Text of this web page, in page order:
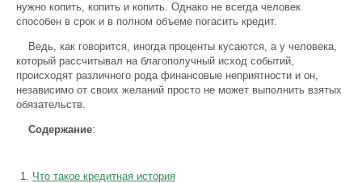
нужно копить, копить и копить. Однако не всегда человек
способен в срок и в полном объеме погасить кредит.
Ведь, как говорится, иногда проценты кусаются, а у человека,
который рассчитывал на благополучный исход событий,
происходят различного рода финансовые неприятности и он,
независимо от своих желаний просто не может выполнить взятых
обязательств.
Содержание:
Что такое кредитная история